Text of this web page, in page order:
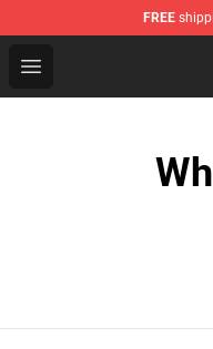
FREE
Open menu
Toys Era Figure